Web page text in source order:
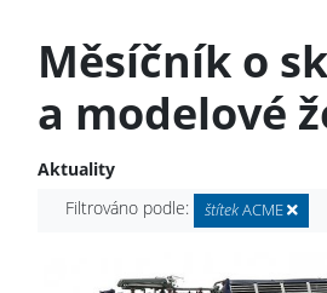
Měsíčník o
a modelové
Aktuality
Filtrováno podle:
štítekACME